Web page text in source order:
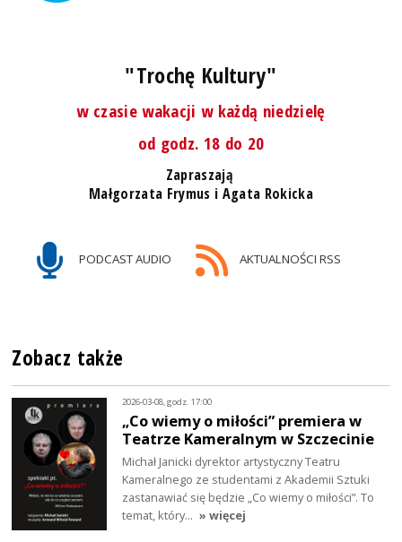
"Trochę Kultury"
w czasie wakacji w każdą niedzielę
od godz. 18 do 20
Zapraszają
Małgorzata Frymus i Agata Rokicka
PODCAST AUDIO AKTUALNOŚCI RSS
Zobacz także
2026-03-08, godz. 17:00
„Co wiemy o miłości” premiera w
Teatrze Kameralnym w Szczecinie
Michał Janicki dyrektor artystyczny Teatru
Kameralnego ze studentami z Akademii Sztuki
zastanawiać się będzie „Co wiemy o miłości”. To
temat, który… » więcej